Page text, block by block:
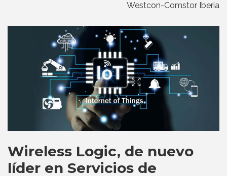
Westcon-Comstor Iberia
Wireless Logic, de nuevo
líder en Servicios de